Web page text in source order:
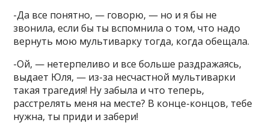
-Да все понятно, — говорю, — но и я бы не
звонила, если бы ты вспомнила о том, что надо
вернуть мою мультиварку тогда, когда обещала.
-Ой, — нетерпеливо и все больше раздражаясь,
выдает Юля, — из-за несчастной мультиварки
такая трагедия! Ну забыла и что теперь,
расстрелять меня на месте? В конце-концов, тебе
нужна, ты приди и забери!